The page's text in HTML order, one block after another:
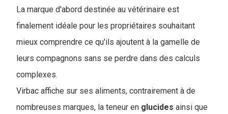
La marque d'abord destinée au vétérinaire est
finalement idéale pour les propriétaires souhaitant
mieux comprendre ce qu'ils ajoutent à la gamelle de
leurs compagnons sans se perdre dans des calculs
complexes.
Virbac affiche sur ses aliments, contrairement à de
nombreuses marques, la teneur en glucides ainsi que